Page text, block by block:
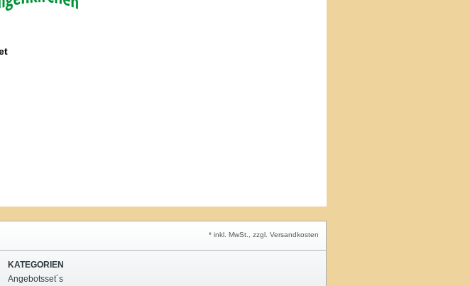
* inkl. MwSt., zzgl. Versandkosten
KATEGORIEN
Angebotsset´s